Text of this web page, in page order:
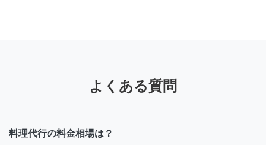
よくある質問
料理代行の料金相場は？